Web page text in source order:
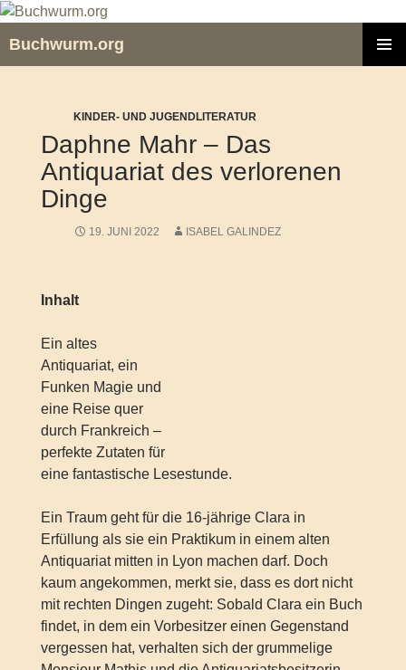
Zum
springen
Buchwurm.org
KINDER- UND JUGENDLITERATUR
Daphne Mahr – Das
Antiquariat des verlorenen
Dinge
19. JUNI 2022 ISABEL GALINDEZ
Inhalt
Ein altes
Antiquariat, ein
Funken Magie und
eine Reise quer
durch Frankreich –
perfekte Zutaten für
eine fantastische Lesestunde.
Ein Traum geht für die 16-jährige Clara in
Erfüllung als sie ein Praktikum in einem alten
Antiquariat mitten in Lyon machen darf. Doch
kaum angekommen, merkt sie, dass es dort nicht
mit rechten Dingen zugeht: Sobald Clara ein Buch
findet, in dem ein Vorbesitzer einen Gegenstand
vergessen hat, verhalten sich der grummelige